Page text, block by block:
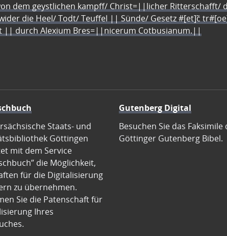
dem geystlichen kampff/ Christ=||licher Ritterschafft/
die Heel/ Todt/ Teuffel || Sünde/ Gesetz #[et]c̃
|| durch Alexium Bres=||nicerum Cotbusianum.||
Staats- und
Göttingen
mit dem Service
die Möglichkeit,
für die Digitalisierung
zu übernehmen.
Sie die Patenschaft für
Ihres
Gutenberg Digital
Besuchen Sie das Faksimile
Göttinger Gutenberg Bibel.